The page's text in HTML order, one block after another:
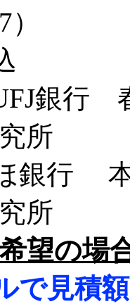
春日
所
本郷
所
望の場
で見積